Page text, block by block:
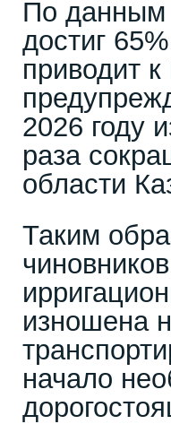
По данным
достиг
приводит
2026 году
раза
области
Таким
изношена
начало